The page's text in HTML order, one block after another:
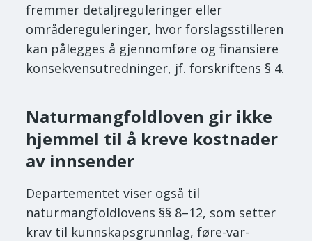
fremmer detaljreguleringer eller
områdereguleringer, hvor forslagsstilleren
kan pålegges å gjennomføre og finansiere
konsekvensutredninger, jf. forskriftens § 4.
Naturmangfoldloven gir ikke
hjemmel til å kreve kostnader
av innsender
Departementet viser også til
naturmangfoldlovens §§ 8–12, som setter
krav til kunnskapsgrunnlag, føre-var-